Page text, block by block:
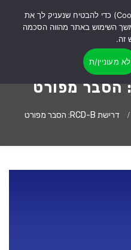
דרישת RCD-B: הסבר מפורט
אנו משתמשים בקובצי עוגיות (Cookies) כדי להבטיח שנעניק לך את
השימוש באתר מהווה הסכמה
זה.
לא מעוניין/ת